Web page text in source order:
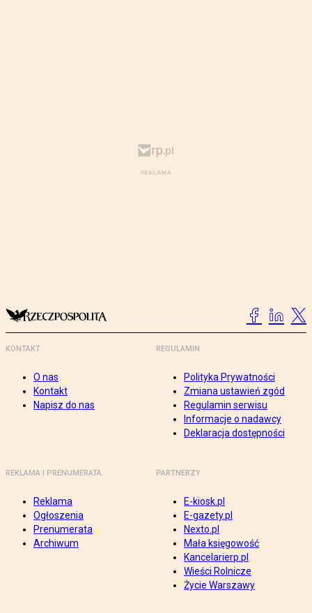
KONTAKT
O nas
Kontakt
Napisz do nas
REGULAMIN
Polityka Prywatności
Zmiana ustawień zgód
Regulamin serwisu
Informacje o nadawcy
Deklaracja dostępności
REKLAMA I PRENUMERATA
Reklama
Ogłoszenia
Prenumerata
Archiwum
PARTNERZY
E-kiosk.pl
E-gazety.pl
Nexto.pl
Mała księgowość
Kancelarierp.pl
Wieści Rolnicze
Życie Warszawy